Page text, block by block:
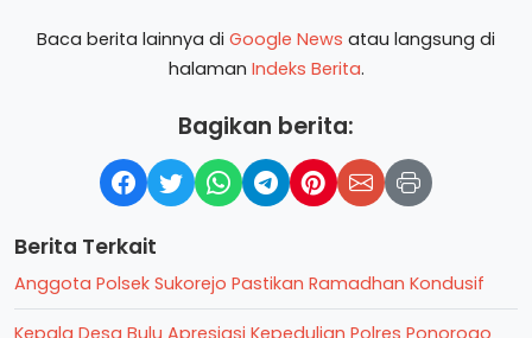
Baca berita lainnya di Google News atau langsung di
halaman Indeks Berita.
Bagikan berita:
Berita Terkait
Anggota Polsek Sukorejo Pastikan Ramadhan Kondusif
Kepala Desa Bulu Apresiasi Kepedulian Polres Ponorogo